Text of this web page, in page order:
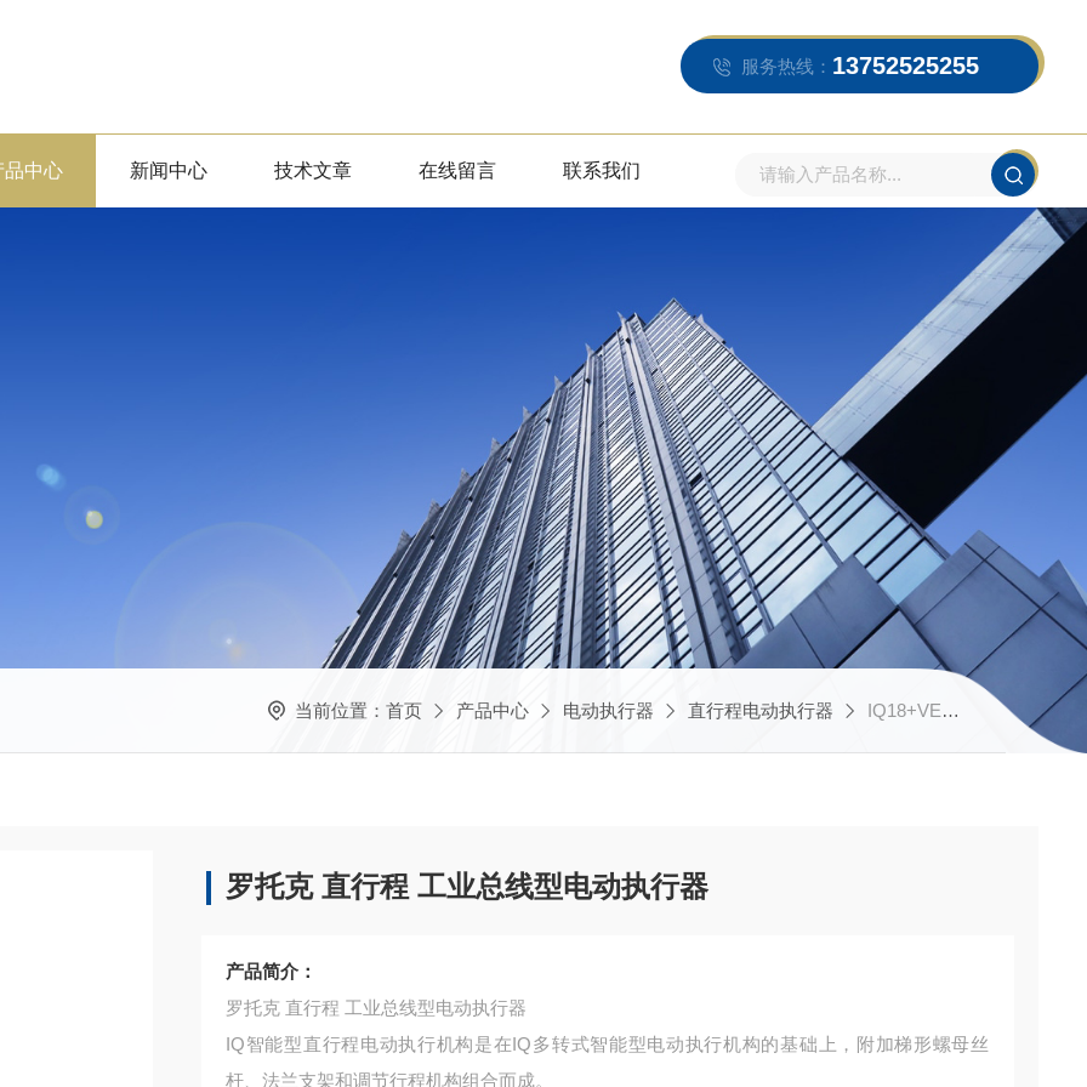
服务热线： 13752525255
品中心 新闻中心 技术文章 在线留言 联系我们
当前位置： 首页 产品中心 电动执行器 直行程电动执行器 IQ18+VE64/0818FNP罗托克 直行程 工业总线型电动执行器
罗托克 直行程 工业总线型电动执行器
产品简介：
罗托克 直行程 工业总线型电动执行器
IQ智能型直行程电动执行机构是在IQ多转式智能型电动执行机构的基础上，附加梯形螺母丝
杆、法兰支架和调节行程机构组合而成。